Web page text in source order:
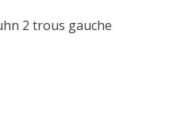
2 trous gauche